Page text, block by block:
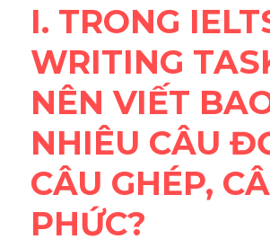
Đề thi IELTS thật
Phân biệt từ
Advice
IELTS Advice
Đề thi thật Task 2
Listening
I. TRONG
WRITING
NÊN VIẾT
NHIÊU CÂU
CÂU GHÉP,
PHỨC?